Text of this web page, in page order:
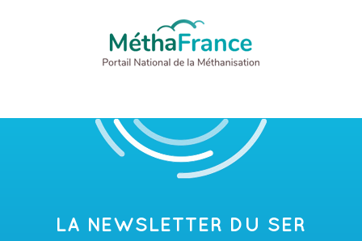
LA NEWSLETTER DU SER